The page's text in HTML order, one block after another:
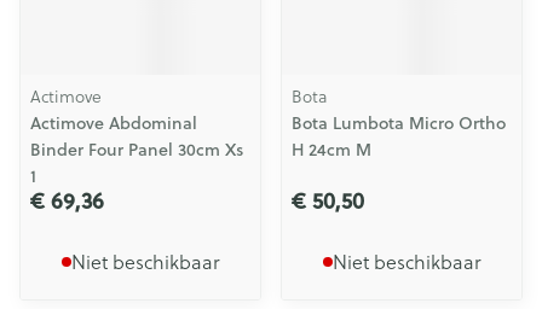
Actimove
Actimove Abdominal
Binder Four Panel 30cm Xs
1
€ 69,36
Niet beschikbaar
Bota
Bota Lumbota Micro Ortho
H 24cm M
€ 50,50
Niet beschikbaar